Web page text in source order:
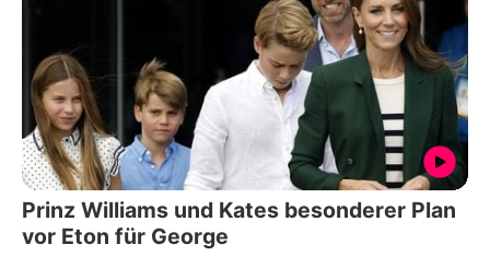
Prinz Williams und Kates besonderer Plan
vor Eton für George